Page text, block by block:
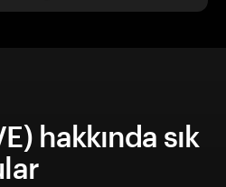
hakkında sık